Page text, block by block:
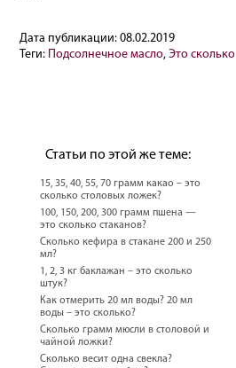
Дата публикации:08.02.2019
Теги: Подсолнечное масло,Это сколько
Статьи по этой же теме:
15, 35, 40, 55, 70 грамм какао – это
сколько столовых ложек?
100, 150, 200, 300 грамм пшена —
это сколько стаканов?
Сколько кефира в стакане 200 и 250
мл?
1, 2, 3 кг баклажан – это сколько
штук?
Как отмерить 20 мл воды? 20 мл
воды – это сколько?
Сколько грамм мюсли в столовой и
чайной ложки?
Сколько весит одна свекла?